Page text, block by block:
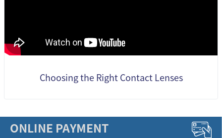
Choosing the Right Contact Lenses
ONLINE PAYMENT